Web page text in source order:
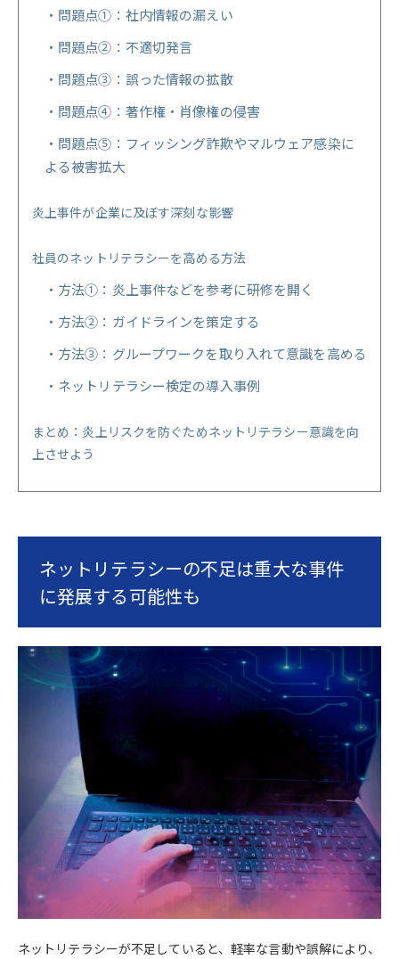
問題点①：社内情報の漏えい
問題点②：不適切発言
問題点③：誤った情報の拡散
問題点④：著作権・肖像権の侵害
問題点⑤：フィッシング詐欺やマルウェア感染に
よる被害拡大
炎上事件が企業に及ぼす深刻な影響
社員のネットリテラシーを高める方法
方法①：炎上事件などを参考に研修を開く
方法②：ガイドラインを策定する
方法③：グループワークを取り入れて意識を高める
ネットリテラシー検定の導入事例
まとめ：炎上リスクを防ぐためネットリテラシー意識を向
上させよう
ネットリテラシーの不足は重大な事件
に発展する可能性も
ネットリテラシーが不足していると、軽率な言動や誤解により、